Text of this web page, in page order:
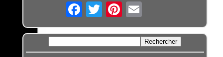
Email